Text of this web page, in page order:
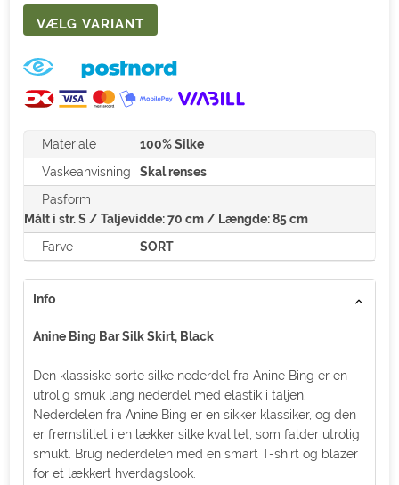
Materiale
100% Silke
Vaskeanvisning
Skal renses
Pasform
Målt i str. S / Taljevidde: 70 cm / Længde: 85 cm
Farve
SORT
Info
Anine Bing Bar Silk Skirt, Black
Den klassiske sorte silke nederdel fra Anine Bing er en
utrolig smuk lang nederdel med elastik i taljen.
Nederdelen fra Anine Bing er en sikker klassiker, og den
er fremstillet i en lækker silke kvalitet, som falder utrolig
smukt. Brug nederdelen med en smart T-shirt og blazer
for et lækkert hverdagslook.